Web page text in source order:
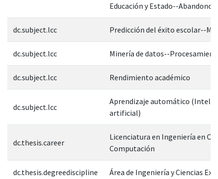
Educación y Estado--Abandono
dc.subject.lcc Predicción del éxito escolar--
dc.subject.lcc Minería de datos--
dc.subject.lcc Rendimiento académico
dc.subject.lcc
Aprendizaje automático
artificial)
dc.thesis.career
Licenciatura en Ingeniería en
Computación
dc.thesis.degreediscipline Área de Ingeniería y Ciencias